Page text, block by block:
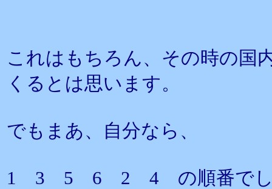
これはもちろん、その時の国
くるとは思います。
でもまあ、自分なら、
1 3 5 6 2 4 の順番でし